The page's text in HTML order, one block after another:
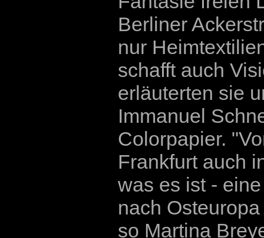
Berliner
nur
schafft auch
erläuterten sie
Immanuel
Colorpapier.
Frankfurt auch
was es ist -
nach
so Martina